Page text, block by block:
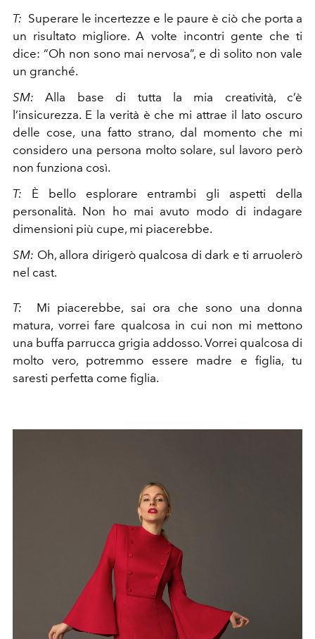
T: Superare le incertezze e le paure è ciò che porta a
un risultato migliore. A volte incontri gente che ti
dice: “Oh non sono mai nervosa”, e di solito non vale
un granché.
SM:Alla base di tutta la mia creatività, c’è
l’insicurezza. E la verità è che mi attrae il lato oscuro
delle cose, una fatto strano, dal momento che mi
considero una persona molto solare, sul lavoro però
non funziona così.
T: È bello esplorare entrambi gli aspetti della
personalità. Non ho mai avuto modo di indagare
dimensioni più cupe, mi piacerebbe.
SM: Oh, allora dirigerò qualcosa di dark e ti arruolerò
nel cast.
T: Mi piacerebbe, sai ora che sono una donna
matura, vorrei fare qualcosa in cui non mi mettono
una buffa parrucca grigia addosso. Vorrei qualcosa di
molto vero, potremmo essere madre e figlia, tu
saresti perfetta come figlia.